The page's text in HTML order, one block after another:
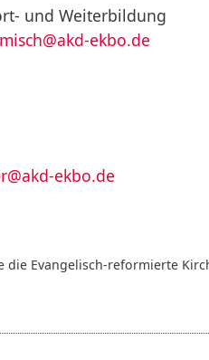
und Weiterbildung
ekbo.de
ekbo.de
Evangelisch-reformierte